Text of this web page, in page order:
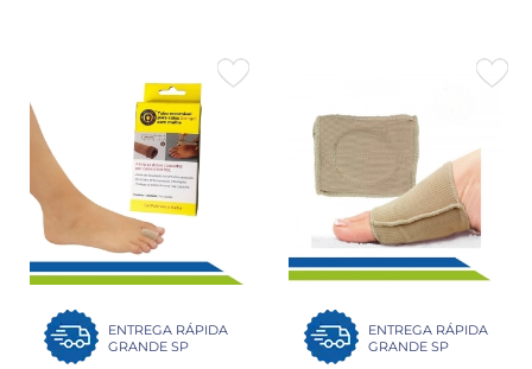
ENTREGA RÁPIDA
GRANDE SP
ENTREGA RÁPIDA
GRANDE SP